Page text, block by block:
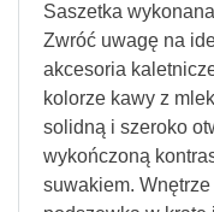
Saszetka
Zwróć uwagę na
akcesoria
kolorze kawy z
solidną i szeroko
wykończoną
suwakiem.